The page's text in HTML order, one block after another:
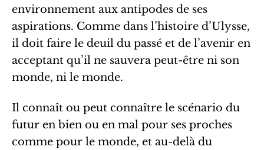
environnement aux antipodes de ses
aspirations. Comme dans l’histoire d’Ulysse,
il doit faire le deuil du passé et de l’avenir en
acceptant qu’il ne sauvera peut-être ni son
monde, ni le monde.
Il connaît ou peut connaître le scénario du
futur en bien ou en mal pour ses proches
comme pour le monde, et au-delà du